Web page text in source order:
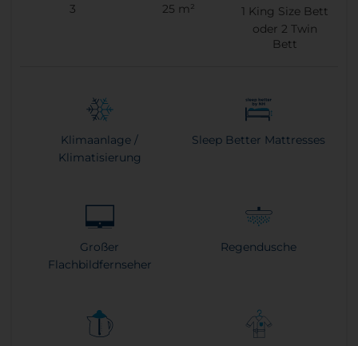
3 25 m² 1 King Size Bett
oder 2 Twin
Bett
Klimaanlage /
Klimatisierung
Sleep Better Mattresses
Großer
Flachbildfernseher
Regendusche